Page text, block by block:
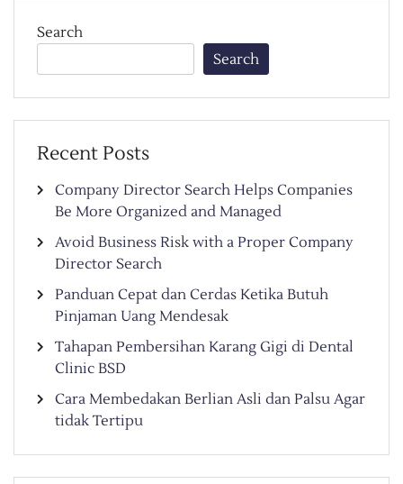
Search
Search
Recent Posts
Company Director Search Helps Companies
Be More Organized and Managed
Avoid Business Risk with a Proper Company
Director Search
Panduan Cepat dan Cerdas Ketika Butuh
Pinjaman Uang Mendesak
Tahapan Pembersihan Karang Gigi di Dental
Clinic BSD
Cara Membedakan Berlian Asli dan Palsu Agar
tidak Tertipu